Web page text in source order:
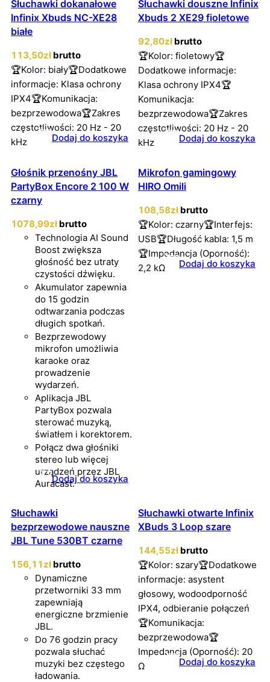
Słuchawki dokanałowe
Infinix Xbuds NC-XE28
białe
113,50zł brutto
🏆Kolor: biały🏆Dodatkowe
informacje: Klasa ochrony
IPX4🏆Komunikacja:
bezprzewodowa🏆Zakres
częstotliwości: 20 Hz - 20
kHz
Dodaj do koszyka
Słuchawki douszne Infinix
Xbuds 2 XE29 fioletowe
92,80zł brutto
🏆Kolor: fioletowy🏆
Dodatkowe informacje:
Klasa ochrony IPX4🏆
Komunikacja:
bezprzewodowa🏆Zakres
częstotliwości: 20 Hz - 20
kHz
Dodaj do koszyka
Głośnik przenośny JBL
PartyBox Encore 2 100 W
czarny
1078,99zł brutto
Technologia AI Sound
Boost zwiększa
głośność bez utraty
czystości dźwięku.
Akumulator zapewnia
do 15 godzin
odtwarzania podczas
długich spotkań.
Bezprzewodowy
mikrofon umożliwia
karaoke oraz
prowadzenie
wydarzeń.
Aplikacja JBL
PartyBox pozwala
sterować muzyką,
światłem i korektorem.
Połącz dwa głośniki
stereo lub więcej
urządzeń przez JBL
Auracast.
Dodaj do koszyka
Mikrofon gamingowy
HIRO Omili
108,58zł brutto
🏆Kolor: czarny🏆Interfejs:
USB🏆Długość kabla: 1,5 m
🏆Impedancja (Oporność):
2,2 kΩ
Dodaj do koszyka
Słuchawki
bezprzewodowe nauszne
JBL Tune 530BT czarne
156,11zł brutto
Dynamiczne
przetworniki 33 mm
zapewniają
energiczne brzmienie
JBL.
Do 76 godzin pracy
pozwala słuchać
muzyki bez częstego
ładowania.
Słuchawki otwarte Infinix
XBuds 3 Loop szare
144,55zł brutto
🏆Kolor: szary🏆Dodatkowe
informacje: asystent
głosowy, wodoodporność
IPX4, odbieranie połączeń
🏆Komunikacja:
bezprzewodowa🏆
Impedancja (Oporność): 20
Ω
Dodaj do koszyka